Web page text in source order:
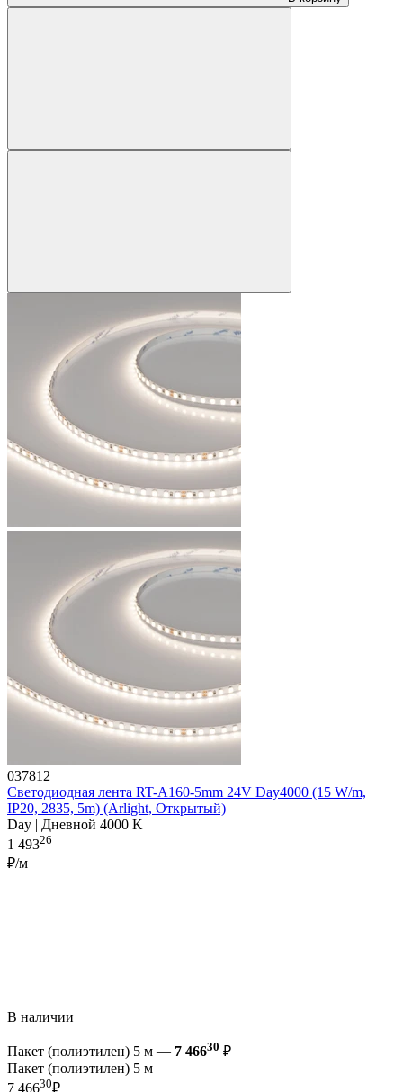
037812
Светодиодная лента RT-A160-5mm 24V Day4000 (15 W/m,
IP20, 2835, 5m) (Arlight, Открытый)
Day | Дневной 4000 K
1 49326
₽/м
В наличии
Пакет (полиэтилен) 5 м — 7 46630 ₽
Пакет (полиэтилен) 5 м
7 46630₽